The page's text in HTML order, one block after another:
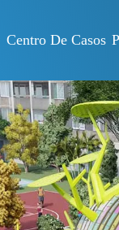
Centro De Casos